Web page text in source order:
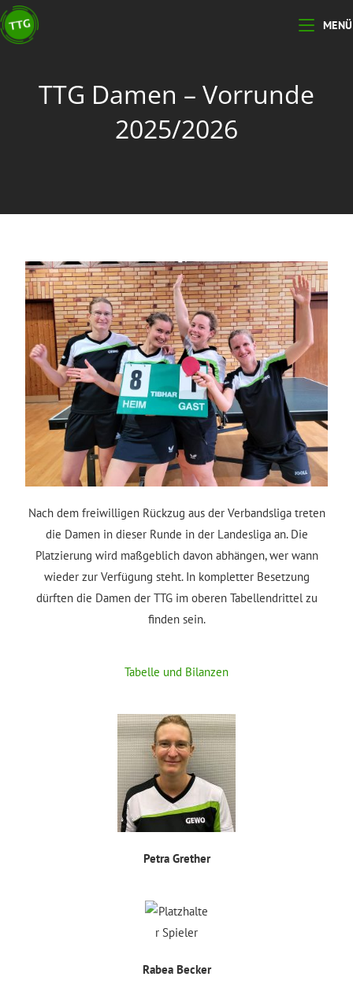
MENÜ
TTG Damen – Vorrunde
2025/2026
Nach dem freiwilligen Rückzug aus der Verbandsliga treten
die Damen in dieser Runde in der Landesliga an. Die
Platzierung wird maßgeblich davon abhängen, wer wann
wieder zur Verfügung steht. In kompletter Besetzung
dürften die Damen der TTG im oberen Tabellendrittel zu
finden sein.
Tabelle und Bilanzen
Petra Grether
Rabea Becker